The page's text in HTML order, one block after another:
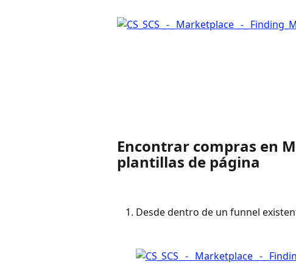
Encontrar compras en
plantillas de página
Desde dentro de un funnel